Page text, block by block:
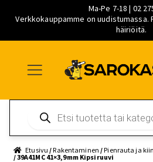
Ma-Pe 7-18 | 02
Verkkokauppamme on uudistumassa.
häiriöitä.
navigointiin
sisältöön
pääsisältöön
search
Etusivu /Rakentaminen /Pienrauta ja
/ 39A41MC 41×3,9mm Kipsiruuvi